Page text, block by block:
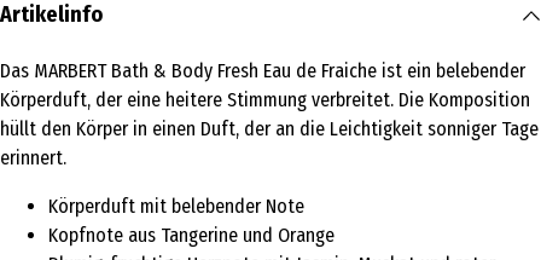
Artikelinfo
Das MARBERT Bath & Body Fresh Eau de Fraiche ist ein belebender
Körperduft, der eine heitere Stimmung verbreitet. Die Komposition
hüllt den Körper in einen Duft, der an die Leichtigkeit sonniger Tage
erinnert.
Körperduft mit belebender Note
Kopfnote aus Tangerine und Orange